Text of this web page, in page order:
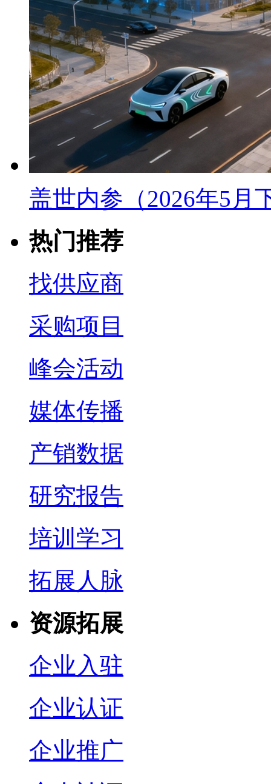
盖世内参（2026年5月
热门推荐
找供应商
采购项目
峰会活动
媒体传播
产销数据
研究报告
培训学习
拓展人脉
资源拓展
企业入驻
企业认证
企业推广